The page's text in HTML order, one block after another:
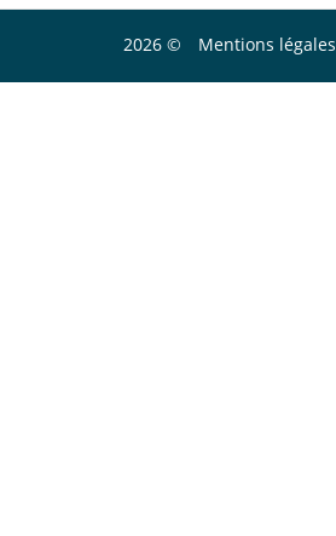
2026 © Mentions légales